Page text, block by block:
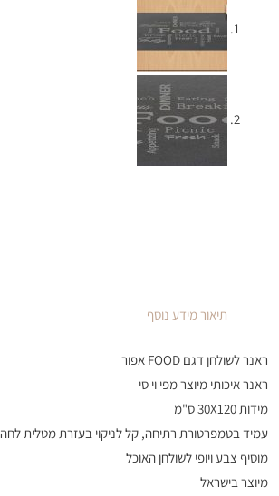
תיאורמידע נוסף
ראנר לשולחן דגם FOOD אפור
ראנר איכותי מיוצר מפי וי סי
מידות 30X120 ס"מ
עמיד בטמפרטורת רתיחה, קל לניקוי בעזרת מטלית לחה
מוסיף צבע ויופי לשולחן האוכל
מיוצר בישראל